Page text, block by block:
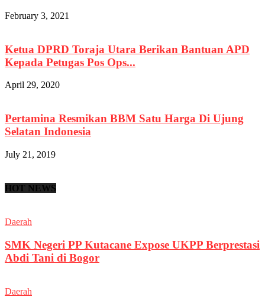
February 3, 2021
Ketua DPRD Toraja Utara Berikan Bantuan APD
Kepada Petugas Pos Ops...
April 29, 2020
Pertamina Resmikan BBM Satu Harga Di Ujung
Selatan Indonesia
July 21, 2019
HOT NEWS
Daerah
SMK Negeri PP Kutacane Expose UKPP Berprestasi
Abdi Tani di Bogor
Daerah